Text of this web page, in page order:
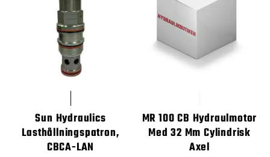
Sun Hydraulics
Lasthållningspatron,
CBCA-LAN
MR 100 CB Hydraulmotor
Med 32 Mm Cylindrisk
Axel